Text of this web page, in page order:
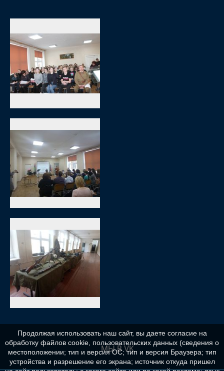
МЫ В VK
Продолжая использовать наш сайт, вы даете согласие на
обработку файлов cookie, пользовательских данных (сведения о
местоположении; тип и версия ОС; тип и версия Браузера; тип
устройства и разрешение его экрана; источник откуда пришел